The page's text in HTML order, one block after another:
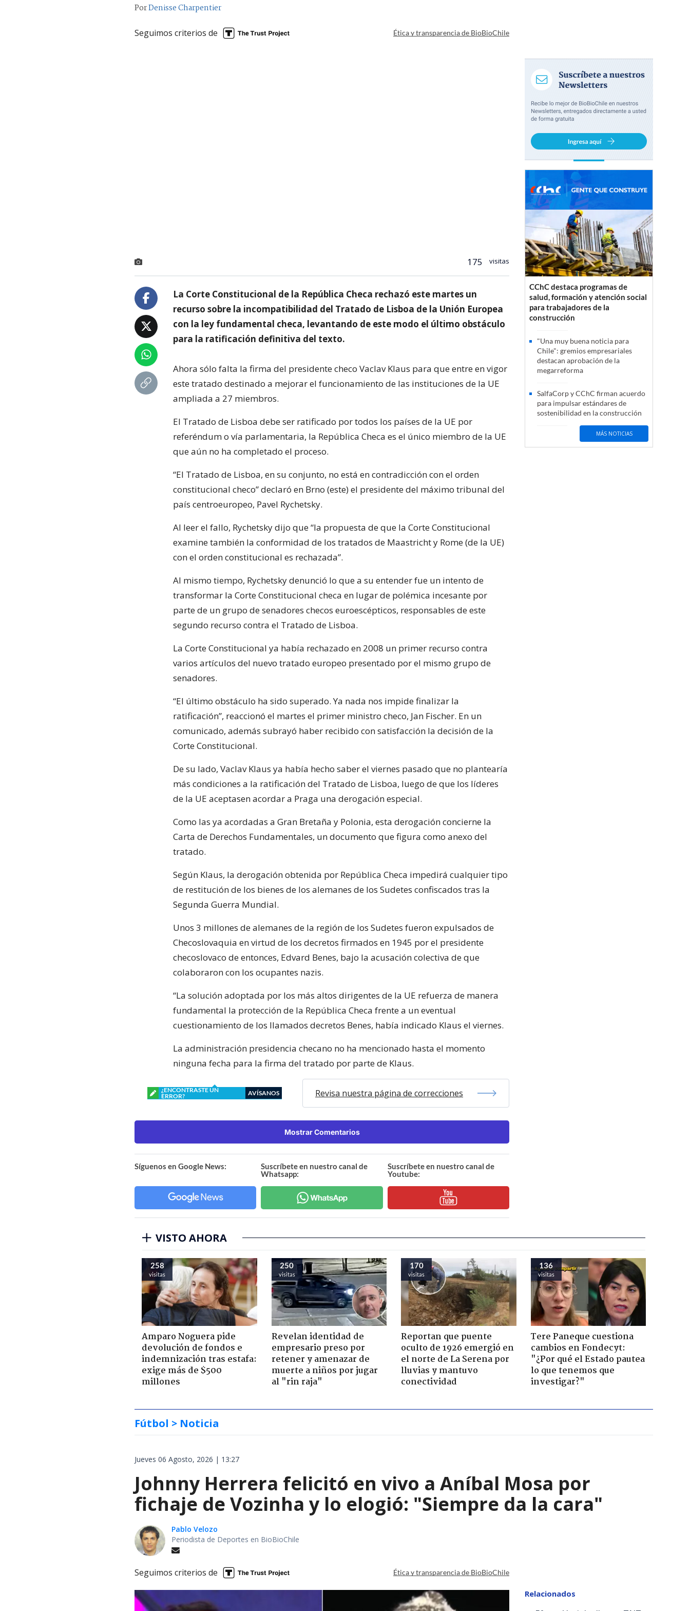
PorDenisse Charpentier
Seguimos criterios de Ética y transparencia de BioBioChile
175 visitas
La Corte Constitucional de la República Checa rechazó este martes un
recurso sobre la incompatibilidad del Tratado de Lisboa de la Unión Europea
con la ley fundamental checa, levantando de este modo el último obstáculo
para la ratificación definitiva del texto.
Ahora sólo falta la firma del presidente checo Vaclav Klaus para que entre en vigor
este tratado destinado a mejorar el funcionamiento de las instituciones de la UE
ampliada a 27 miembros.
El Tratado de Lisboa debe ser ratificado por todos los países de la UE por
referéndum o vía parlamentaria, la República Checa es el único miembro de la UE
que aún no ha completado el proceso.
“El Tratado de Lisboa, en su conjunto, no está en contradicción con el orden
constitucional checo” declaró en Brno (este) el presidente del máximo tribunal del
país centroeuropeo, Pavel Rychetsky.
Al leer el fallo, Rychetsky dijo que “la propuesta de que la Corte Constitucional
examine también la conformidad de los tratados de Maastricht y Rome (de la UE)
con el orden constitucional es rechazada”.
Al mismo tiempo, Rychetsky denunció lo que a su entender fue un intento de
transformar la Corte Constitucional checa en lugar de polémica incesante por
parte de un grupo de senadores checos euroescépticos, responsables de este
segundo recurso contra el Tratado de Lisboa.
La Corte Constitucional ya había rechazado en 2008 un primer recurso contra
varios artículos del nuevo tratado europeo presentado por el mismo grupo de
senadores.
“El último obstáculo ha sido superado. Ya nada nos impide finalizar la
ratificación”, reaccionó el martes el primer ministro checo, Jan Fischer. En un
comunicado, además subrayó haber recibido con satisfacción la decisión de la
Corte Constitucional.
De su lado, Vaclav Klaus ya había hecho saber el viernes pasado que no plantearía
más condiciones a la ratificación del Tratado de Lisboa, luego de que los líderes
de la UE aceptasen acordar a Praga una derogación especial.
Como las ya acordadas a Gran Bretaña y Polonia, esta derogación concierne la
Carta de Derechos Fundamentales, un documento que figura como anexo del
tratado.
Según Klaus, la derogación obtenida por República Checa impedirá cualquier tipo
de restitución de los bienes de los alemanes de los Sudetes confiscados tras la
Segunda Guerra Mundial.
Unos 3 millones de alemanes de la región de los Sudetes fueron expulsados de
Checoslovaquia en virtud de los decretos firmados en 1945 por el presidente
checoslovaco de entonces, Edvard Benes, bajo la acusación colectiva de que
colaboraron con los ocupantes nazis.
“La solución adoptada por los más altos dirigentes de la UE refuerza de manera
fundamental la protección de la República Checa frente a un eventual
cuestionamiento de los llamados decretos Benes, había indicado Klaus el viernes.
La administración presidencia checano no ha mencionado hasta el momento
ninguna fecha para la firma del tratado por parte de Klaus.
¿ENCONTRASTE UN
ERROR?
AVÍSANOS Revisa nuestra página de correcciones
Mostrar Comentarios
Síguenos en Google News:
Suscríbete en nuestro canal de
Whatsapp:
Suscríbete en nuestro canal de
Youtube:
CChC destaca programas de
salud, formación y atención social
para trabajadores de la
construcción
"Una muy buena noticia para
Chile": gremios empresariales
destacan aprobación de la
megarreforma
SalfaCorp y CChC firman acuerdo
para impulsar estándares de
sostenibilidad en la construcción
MÁS NOTICIAS
VISTO AHORA
258
visitas
Amparo Noguera pide
devolución de fondos e
indemnización tras estafa:
exige más de $500
millones
250
visitas
Revelan identidad de
empresario preso por
retener y amenazar de
muerte a niños por jugar
al "rin raja"
170
visitas
Reportan que puente
oculto de 1926 emergió en
el norte de La Serena por
lluvias y mantuvo
conectividad
136
visitas
Tere Paneque cuestiona
cambios en Fondecyt:
"¿Por qué el Estado pautea
lo que tenemos que
investigar?"
Fútbol > Noticia
Jueves 06 Agosto, 2026 | 13:27
Johnny Herrera felicitó en vivo a Aníbal Mosa por
fichaje de Vozinha y lo elogió: "Siempre da la cara"
Pablo Velozo
Periodista de Deportes en BioBioChile
Seguimos criterios de Ética y transparencia de BioBioChile
Relacionados